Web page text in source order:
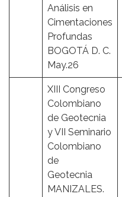
Análisis en
Cimentaciones
Profundas
BOGOTÁ D. C.
May.26
XIII Congreso
Colombiano
de Geotecnia
y VII Seminario
Colombiano
de
Geotecnia
MANIZALES.